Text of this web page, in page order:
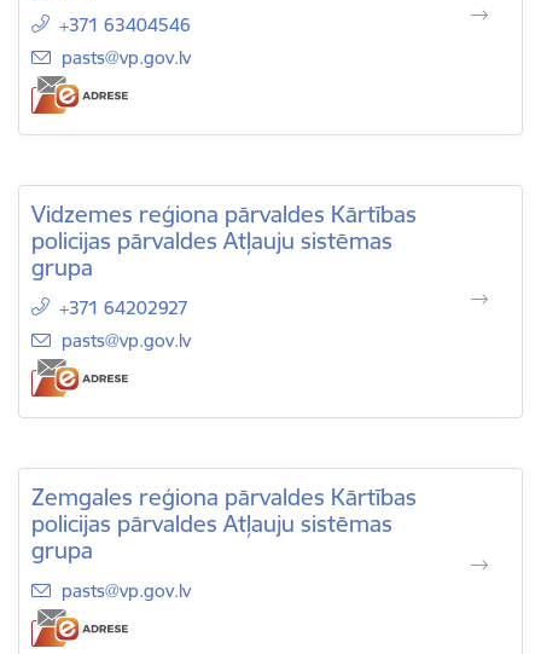
+371 63404546
E-pasts:
pasts@vp.gov.lv
Vidzemes reģiona pārvaldes Kārtības
policijas pārvaldes Atļauju sistēmas
grupa
+371 64202927
E-pasts:
pasts@vp.gov.lv
Zemgales reģiona pārvaldes Kārtības
policijas pārvaldes Atļauju sistēmas
grupa
E-pasts:
pasts@vp.gov.lv